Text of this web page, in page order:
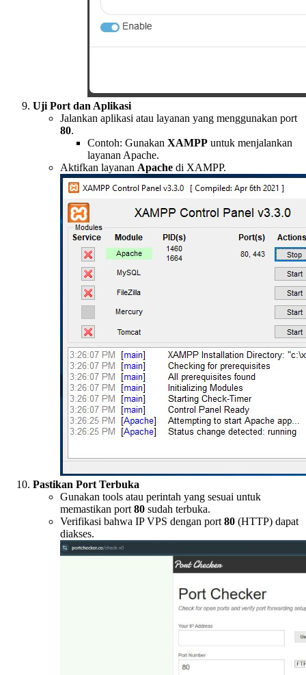
Uji Port dan Aplikasi
Jalankan aplikasi atau layanan yang menggunakan port
80.
Contoh: Gunakan XAMPP untuk menjalankan
layanan Apache.
Aktifkan layanan Apache di XAMPP.
Pastikan Port Terbuka
Gunakan tools atau perintah yang sesuai untuk
memastikan port 80 sudah terbuka.
Verifikasi bahwa IP VPS dengan port 80 (HTTP) dapat
diakses.